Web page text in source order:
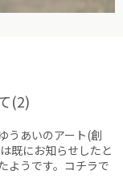
(2)
うあいのアート(創
既にお知らせしたと
ようです。コチラで